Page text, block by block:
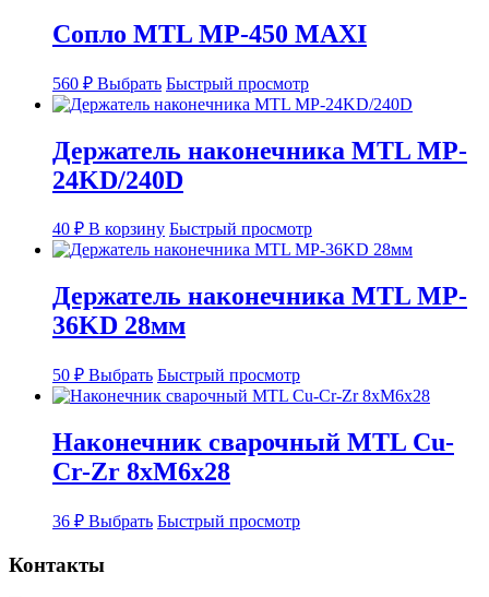
Сопло MTL MP-450 MAXI
560 ₽ Выбрать Этот
товар
имеет
вариаций.
Опции
можно
на
странице
Быстрый просмотр
Держатель наконечника MTL MP-
24KD/240D
40 ₽ В корзину Быстрый просмотр
Держатель наконечника MTL MP-
36KD 28мм
50 ₽ Выбрать Этот
товар
имеет
вариаций.
Опции
можно
на
Быстрый просмотр
Наконечник сварочный MTL Cu-
Cr-Zr 8xM6x28
36 ₽ Выбрать Этот
товар
Быстрый просмотр
Контакты